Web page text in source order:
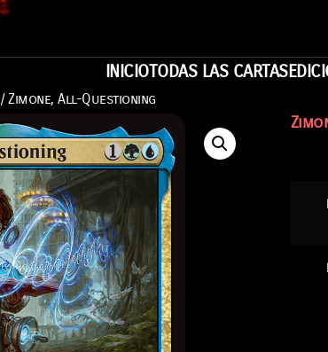
INICIOTODAS LAS CARTAS
/ Zimone, All-Questioning